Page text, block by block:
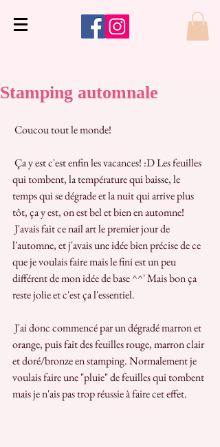
Stamping automnale
Coucou tout le monde!
qui tombent, la température qui baisse, le
temps qui se dégrade et la nuit qui arrive plus
tôt, ça y est, on est bel et bien en automne!
l'automne, et j'avais une idée bien précise de ce
que je voulais faire mais le fini est un peu
différent de mon idée de base ^^' Mais bon ça
reste jolie et c'est ça l'essentiel.
orange, puis fait des feuilles rouge, marron clair
et doré/bronze en stamping. Normalement je
voulais faire une "pluie" de feuilles qui tombent
mais je n'ais pas trop réussie à faire cet effet.